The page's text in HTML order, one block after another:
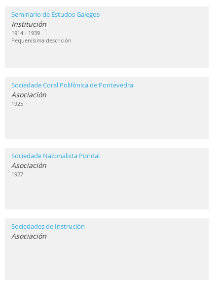
Seminario de Estudos Galegos
Institución
1914 - 1939
Pequenísima descrición
Sociedade Coral Polifónica de Pontevedra
Asociación
1925
Sociedade Nazonalista Pondal
Asociación
1927
Sociedades de Instrución
Asociación